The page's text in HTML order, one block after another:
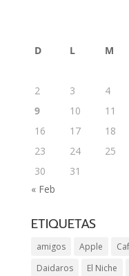
D L M
2
3 4
9
10 11
16
17 18
23
24 25
30
31
« Feb
ETIQUETAS
amigos Apple
Daidaros
El Niche